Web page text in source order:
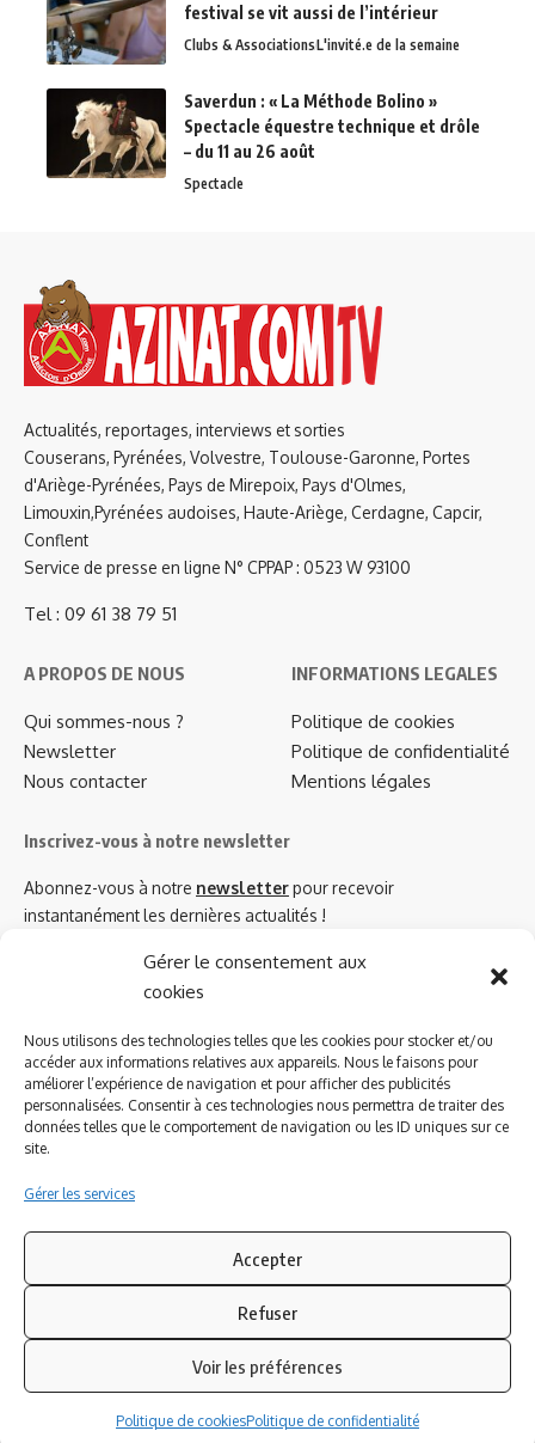
Gérer le consentement aux
cookies
Nous utilisons des technologies telles que les cookies pour stocker et/ou
accéder aux informations relatives aux appareils. Nous le faisons pour
améliorer l’expérience de navigation et pour afficher des publicités
personnalisées. Consentir à ces technologies nous permettra de traiter des
données telles que le comportement de navigation ou les ID uniques sur ce
site.
Gérer les services
Accepter
Refuser
Voir les préférences
Politique de cookiesPolitique de confidentialité
festival se vit aussi de l’intérieur
Clubs & AssociationsL'invité.e de la semaine
Saverdun : « La Méthode Bolino »
Spectacle équestre technique et drôle
– du 11 au 26 août
Spectacle
Actualités, reportages, interviews et sorties
Couserans, Pyrénées, Volvestre, Toulouse-Garonne, Portes
d'Ariège-Pyrénées, Pays de Mirepoix, Pays d'Olmes,
Limouxin,Pyrénées audoises, Haute-Ariège, Cerdagne, Capcir,
Conflent
Service de presse en ligne N° CPPAP : 0523 W 93100
Tel : 09 61 38 79 51
A PROPOS DE NOUS
Qui sommes-nous ?
Newsletter
Nous contacter
INFORMATIONS LEGALES
Politique de cookies
Politique de confidentialité
Mentions légales
Inscrivez-vous à notre newsletter
Abonnez-vous à notre newsletterpour recevoir
instantanément les dernières actualités !
Azinat.com TV soutient
Suivez-nous
© 2023 Azinat.com TV édité et géré par WOOMEET SAS, powered by
Wordpress.